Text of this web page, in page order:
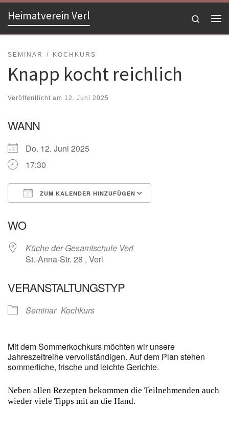
Zum Inhalt springen
Heimatverein Verl
Search
SEMINAR KOCHKURS
Knapp kocht reichlich
Veröffentlicht am 12. Juni 2025
WANN
Do. 12. Juni 2025
17:30
ZUM KALENDER HINZUFÜGEN
WO
Küche der Gesamtschule Verl
St.-Anna-Str. 28 , Verl
VERANSTALTUNGSTYP
Seminar Kochkurs
Mit dem Sommerkochkurs möchten wir unsere
Jahreszeitreihe vervollständigen. Auf dem Plan stehen
sommerliche, frische und leichte Gerichte.
Neben allen Rezepten bekommen die Teilnehmenden auch
wieder viele Tipps mit an die Hand.